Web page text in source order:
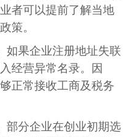
者可以提前了解当地
策。
如果企业注册地址失联
经营异常名录。因
正常接收工商及税务
部分企业在创业初期选